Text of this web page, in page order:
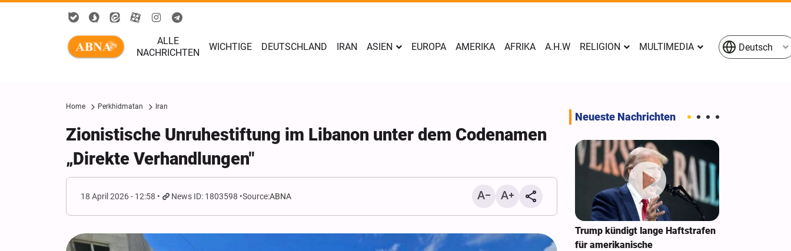
ALLE
NACHRICHTEN
WICHTIGE DEUTSCHLAND IRAN ASIEN EUROPA AMERIKA AFRIKA A.H.W RELIGION MULTIMEDIA Deutsch
Home Perkhidmatan Iran
Zionistische Unruhestiftung im Libanon unter dem Codenamen
„Direkte Verhandlungen"
18 April 2026 - 12:58 News ID: 1803598 Source:ABNA
Neueste Nachrichten
Yahya Sari: Wir haben die
Stellungen der saudischen
Trump kündigt lange Haftstrafen
für amerikanische